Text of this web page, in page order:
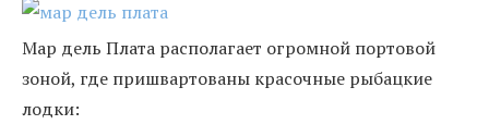
Мар дель Плата располагает огромной портовой
зоной, где пришвартованы красочные рыбацкие
лодки: